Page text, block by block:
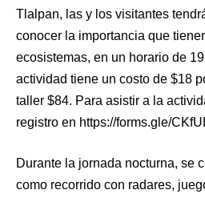
Tlalpan, las y los visitantes
conocer la importancia que
ecosistemas, en un horario de
actividad tiene un costo de $18
taller $84. Para asistir a la
registro en https://forms.gle/
Durante la jornada nocturna, se
como recorrido con radares,